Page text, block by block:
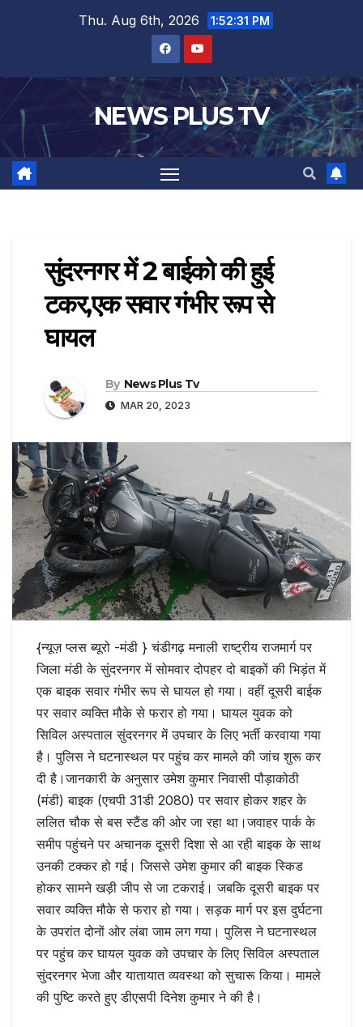
Thu. Aug 6th, 2026 1:52:31 PM
NEWS PLUS TV
सुंदरनगर में 2 बाईको की हुई
टकर,एक सवार गंभीर रूप से
घायल
By News Plus Tv
MAR 20, 2023
{न्यूज़ प्लस ब्यूरो -मंडी } चंडीगढ़ मनाली राष्ट्रीय राजमार्ग पर
जिला मंडी के सुंदरनगर में सोमवार दोपहर दो बाइकों की भिड़ंत में
एक बाइक सवार गंभीर रूप से घायल हो गया। वहीं दूसरी बाईक
पर सवार व्यक्ति मौके से फरार हो गया। घायल युवक को
सिविल अस्पताल सुंदरनगर में उपचार के लिए भर्ती करवाया गया
है। पुलिस ने घटनास्थल पर पहुंच कर मामले की जांच शुरू कर
दी है।जानकारी के अनुसार उमेश कुमार निवासी पौड़ाकोठी
(मंडी) बाइक (एचपी 31डी 2080) पर सवार होकर शहर के
ललित चौक से बस स्टैंड की ओर जा रहा था।जवाहर पार्क के
समीप पहुंचने पर अचानक दूसरी दिशा से आ रही बाइक के साथ
उनकी टक्कर हो गई। जिससे उमेश कुमार की बाइक स्किड
होकर सामने खड़ी जीप से जा टकराई। जबकि दूसरी बाइक पर
सवार व्यक्ति मौके से फरार हो गया। सड़क मार्ग पर इस दुर्घटना
के उपरांत दोनों ओर लंबा जाम लग गया। पुलिस ने घटनास्थल
पर पहुंच कर घायल युवक को उपचार के लिए सिविल अस्पताल
सुंदरनगर भेजा और यातायात व्यवस्था को सुचारू किया। मामले
की पुष्टि करते हुए डीएसपी दिनेश कुमार ने की है।